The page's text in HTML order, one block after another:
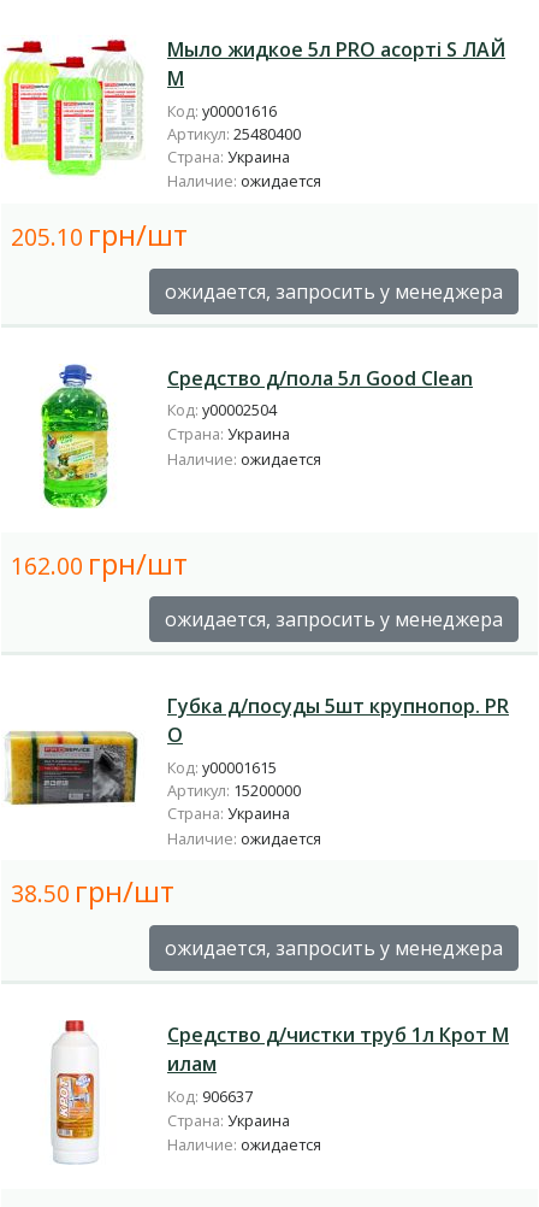
Мыло жидкое 5л PRO асорті S ЛАЙ
М
Код: у00001616
Артикул: 25480400
Страна: Украина
Наличие: ожидается
205.10 грн/шт
ожидается, запросить у менеджера
Средство д/пола 5л Good Clean
Код: у00002504
Страна: Украина
Наличие: ожидается
162.00 грн/шт
ожидается, запросить у менеджера
Губка д/посуды 5шт крупнопор. PR
O
Код: у00001615
Артикул: 15200000
Страна: Украина
Наличие: ожидается
38.50 грн/шт
ожидается, запросить у менеджера
Средство д/чистки труб 1л Крот М
илам
Код: 906637
Страна: Украина
Наличие: ожидается